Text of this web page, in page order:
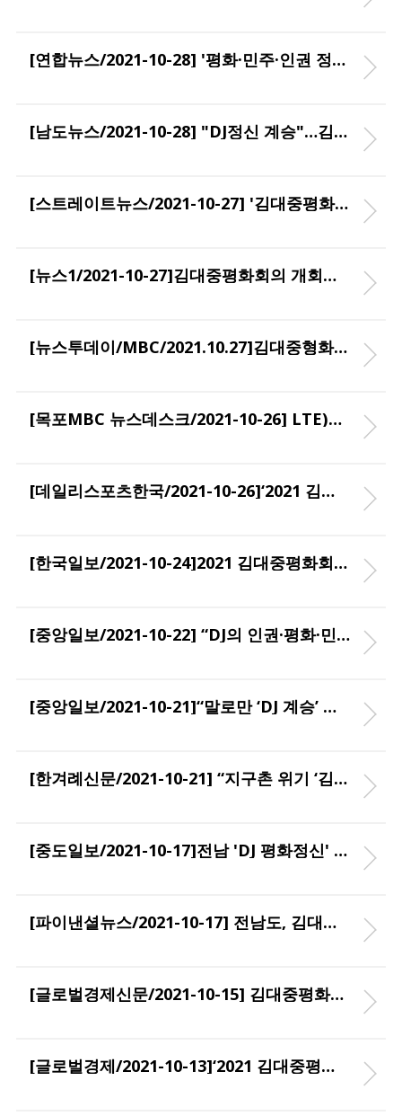
[연합뉴스/2021-10-28] '평화·민주·인권 정신 계승'…김대중 평화회의 폐막
[남도뉴스/2021-10-28] "DJ정신 계승"…김대중 평화회의 성황
[스트레이트뉴스/2021-10-27] '김대중평화회의' 역사적 개막..교황 축전, " 한반도 평화 좋은 열매 맺길"
[뉴스1/2021-10-27]김대중평화회의 개회식서 띄운 평화의 비둘기 풍선
[뉴스투데이/MBC/2021.10.27]김대중형화회의 개막.."세계평화를 항하여"
[목포MBC 뉴스데스크/2021-10-26] LTE)김대중 평화회의 개막.. 세계평화를 향하여
[데일리스포츠한국/2021-10-26]‘2021 김대중평화회의’, 김대중노벨평화상기념관 서 개최
[한국일보/2021-10-24]2021 김대중평화회의 목포서 개최...DJ 정신, 인류·지구 위기 극복
[중앙일보/2021-10-22] “DJ의 인권·평화·민주주의 정신 전할 것”
[중앙일보/2021-10-21]“말로만 ‘DJ 계승’ 말고 인권·평화·민주주의 정신 실천해야”…2021김대중평화회의 개최
[한겨례신문/2021-10-21] “지구촌 위기 ‘김대중 정신’에서 해법 찾을 수 있죠”
[중도일보/2021-10-17]전남 'DJ 평화정신' 세계와 공유한다… 김대중평화회의 26일 개막
[파이낸셜뉴스/2021-10-17] 전남도, 김대중평화정신 세계와 공유한다
[글로벌경제신문/2021-10-15] 김대중평화회의, DJ 평화정신 세계 공유 장으로
[글로벌경제/2021-10-13]‘2021 김대중평화회의’ 오는 26일부터 개최